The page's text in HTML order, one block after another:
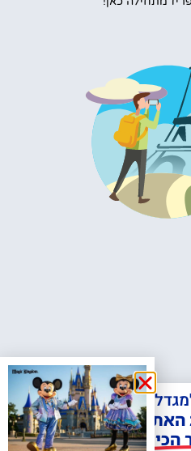
אייפל?
האתר הכי אמין -
הכי זול!